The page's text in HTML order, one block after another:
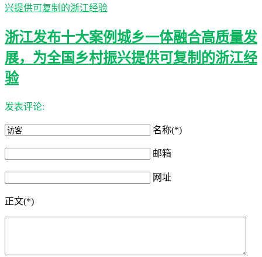
浙江发布十大案例城乡一体融合高质量发
展，为全国乡村振兴提供可复制的浙江经
验
发表评论:
名称(*)
邮箱
网址
正文(*)